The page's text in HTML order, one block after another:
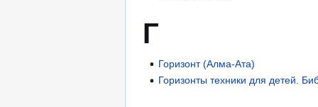
Г
Горизонт (Алма-Ата)
Горизонты техники для детей.